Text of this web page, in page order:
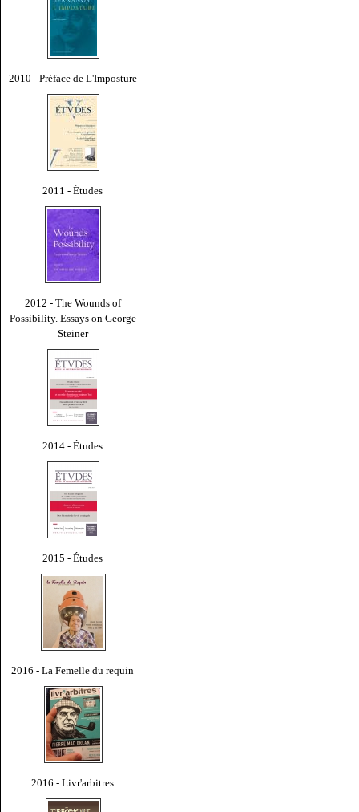
2010 - Préface de L'Imposture
2011 - Études
2012 - The Wounds of
Possibility. Essays on George
Steiner
2014 - Études
2015 - Études
2016 - La Femelle du requin
2016 - Livr'arbitres